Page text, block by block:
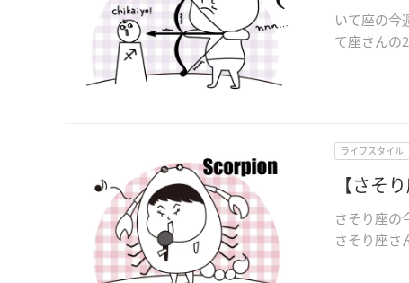
いて座の今
て座さんの
ライフスタイル
【さそ
さそり座の
さそり座さ